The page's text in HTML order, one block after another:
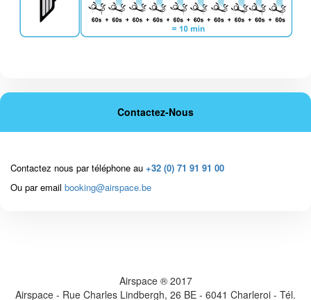
Contactez-Nous
Contactez nous par téléphone au +32 (0) 71 91 91 00
Ou par email booking@airspace.be
Airspace ® 2017
Airspace - Rue Charles Lindbergh, 26 BE - 6041 Charleroi - Tél.